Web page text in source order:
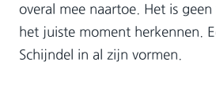
overal mee naartoe. Het is
het juiste moment herkennen.
Schijndel in al zijn vormen.